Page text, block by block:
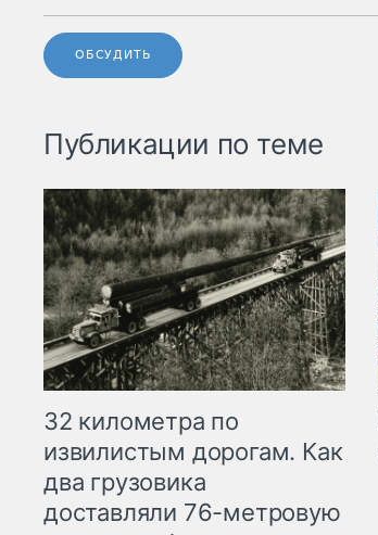
ОБСУДИТЬ
Публикации по теме
32 километра по
извилистым дорогам. Как
два грузовика
доставляли 76-метровую